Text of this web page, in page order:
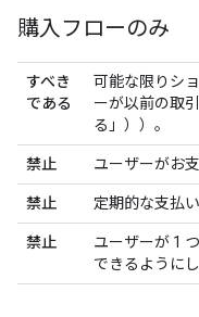
購入フローのみ
すべき
である
可能な限りシ
ーが以前の取
る」））。
禁止 ユーザーがお
禁止 定期的な支払
禁止
ユーザーが 1
できるようにし